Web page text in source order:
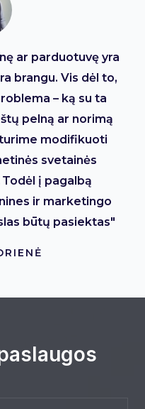
ar parduotuvę yra
brangu. Vis dėl to,
– ką su ta
pelną ar norimą
modifikuoti
svetainės
į pagalbą
ir marketingo
būtų pasiektas"